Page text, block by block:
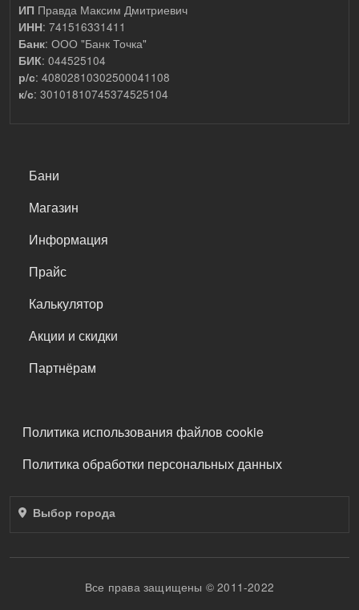
ИП Правда Максим Дмитриевич
ИНН: 741516331411
Банк: ООО "Банк Точка"
БИК: 044525104
р/с: 40802810302500041108
к/с: 30101810745374525104
САМОЕ ВАЖНОЕ
Бани
Магазин
Информация
Прайс
Калькулятор
Акции и скидки
Партнёрам
ПОДВАЛ
Политика использования файлов cookie
Политика обработки персональных данных
Выбор города
Все права защищены © 2011-2022